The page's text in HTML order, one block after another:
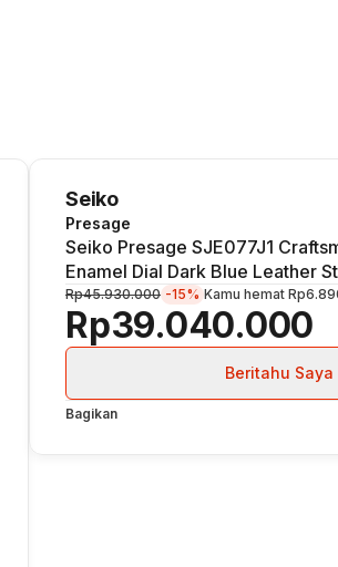
Seiko
Presage
Seiko Presage SJE077J1
Enamel Dial Dark Blue Leather
Rp39.040.000
Rp45.930.000 -15% Kamu hemat
Beritahu Saya
Bagikan